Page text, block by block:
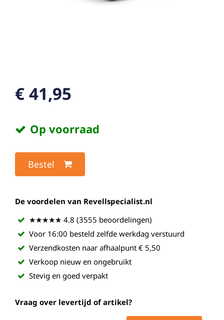
€ 41,95
Op voorraad
Bestel
De voordelen van Revellspecialist.nl
★★★★★ 4.8 (3555 beoordelingen)
Voor 16:00 besteld zelfde werkdag verstuurd
Verzendkosten naar afhaalpunt € 5,50
Verkoop nieuw en ongebruikt
Stevig en goed verpakt
Vraag over levertijd of artikel?